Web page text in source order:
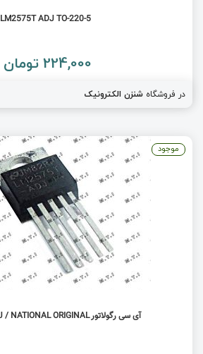
LM2575T ADJ TO-220-5
224,000 تومان
در فروشگاه شنزن الکترونیک
آی سی رگولاتور LM2575T-ADJ / NATIONAL ORIGINAL
موجود